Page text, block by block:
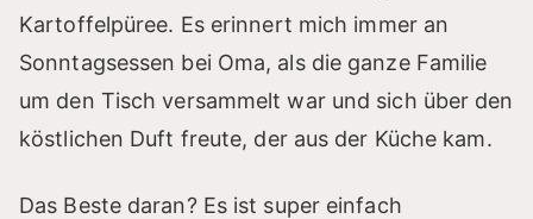
Kartoffelpüree. Es erinnert mich immer an
Sonntagsessen bei Oma, als die ganze Familie
um den Tisch versammelt war und sich über den
köstlichen Duft freute, der aus der Küche kam.
Das Beste daran? Es ist super einfach